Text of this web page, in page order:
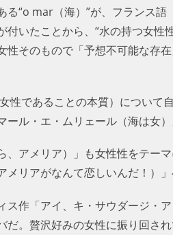
“o mar（海）”が、フランス語
たことから、“水の持つ女性
のもので「予想不可能な存在
性であることの本質）について
ル・エ・ムリェール（海は女）
、アメリア）」も女性性をテー
リアがなんて恋しいんだ！）
作「アイ、キ・サウダージ・
だ。贅沢好みの女性に振り回さ